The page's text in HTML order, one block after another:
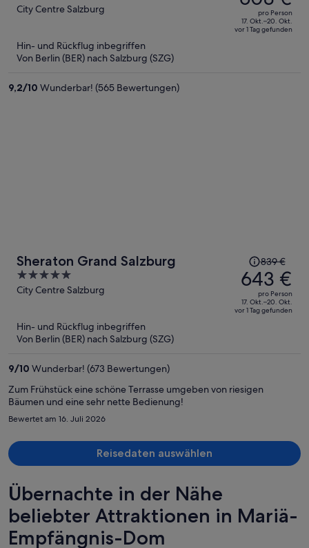
out
5
City Centre Salzburg
betrug
824 €,
jetzt
pro Person
17. Okt.–20. Okt.
vor 1 Tag gefunden
Hin- und Rückflug inbegriffen
Von Berlin (BER) nach Salzburg (SZG)
9,2/10 Wunderbar! (565 Bewertungen)
Sheraton Grand Salzburg
5
out
City Centre Salzburg
Der
Preis
betrug
839 €,
jetzt
Person
839 €
643 €
pro Person
17. Okt.–20. Okt.
vor 1 Tag gefunden
Hin- und Rückflug inbegriffen
Von Berlin (BER) nach Salzburg (SZG)
9/10 Wunderbar! (673 Bewertungen)
Zum Frühstück eine schöne Terrasse umgeben von riesigen
Bäumen und eine sehr nette Bedienung!
Bewertet am 16. Juli 2026
Reisedaten auswählen
Übernachte in der Nähe
beliebter Attraktionen in Mariä-
Empfängnis-Dom